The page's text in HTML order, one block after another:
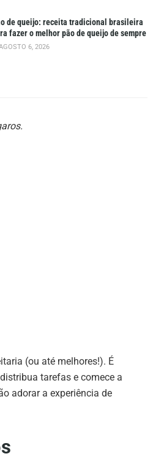
de queijo: receita tradicional brasileira
fazer o melhor pão de queijo de sempre
6, 2026
(ou até melhores!). É
tarefas e comece a
adorar a experiência de